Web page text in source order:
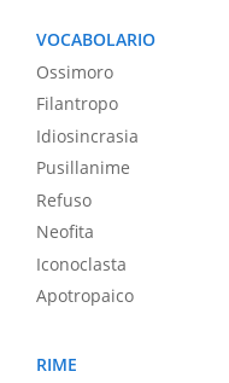
VOCABOLARIO
Ossimoro
Filantropo
Idiosincrasia
Pusillanime
Refuso
Neofita
Iconoclasta
Apotropaico
RIME